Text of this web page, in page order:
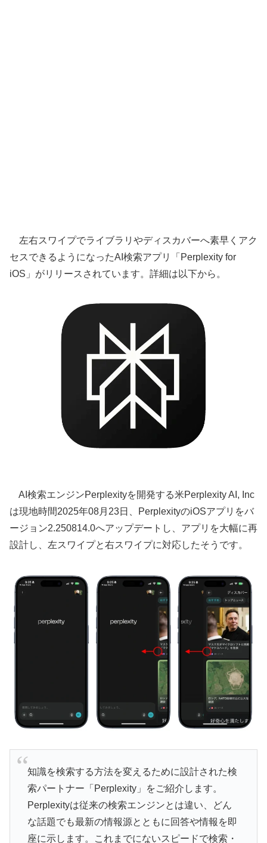
左右スワイプでライブラリやディスカバーへ素早くアク
セスできるようになったAI検索アプリ「Perplexity for
iOS」がリリースされています。詳細は以下から。
AI検索エンジンPerplexityを開発する米Perplexity AI, Inc
は現地時間2025年08月23日、PerplexityのiOSアプリをバ
ージョン2.250814.0へアップデートし、アプリを大幅に再
設計し、左スワイプと右スワイプに対応したそうです。
知識を検索する方法を変えるために設計された検
索パートナー「Perplexity」をご紹介します。
Perplexityは従来の検索エンジンとは違い、どん
な話題でも最新の情報源とともに回答や情報を即
座に示します。これまでにないスピードで検索・